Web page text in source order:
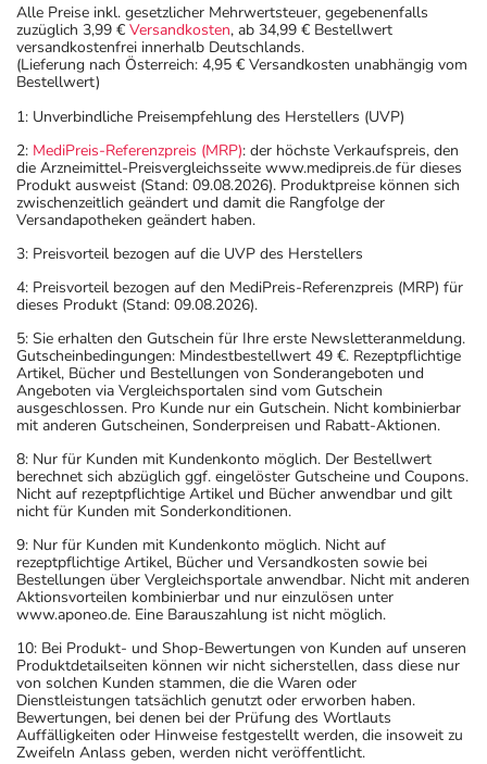
Alle Preise inkl. gesetzlicher Mehrwertsteuer, gegebenenfalls
zuzüglich 3,99 € Versandkosten, ab 34,99 € Bestellwert
versandkostenfrei innerhalb Deutschlands.
(Lieferung nach Österreich: 4,95 € Versandkosten unabhängig vom
Bestellwert)
1: Unverbindliche Preisempfehlung des Herstellers (UVP)
2: MediPreis-Referenzpreis (MRP): der höchste Verkaufspreis, den
die Arzneimittel-Preisvergleichsseite www.medipreis.de für dieses
Produkt ausweist (Stand: 09.08.2026). Produktpreise können sich
zwischenzeitlich geändert und damit die Rangfolge der
Versandapotheken geändert haben.
3: Preisvorteil bezogen auf die UVP des Herstellers
4: Preisvorteil bezogen auf den MediPreis-Referenzpreis (MRP) für
dieses Produkt (Stand: 09.08.2026).
5: Sie erhalten den Gutschein für Ihre erste Newsletteranmeldung.
Gutscheinbedingungen: Mindestbestellwert 49 €. Rezeptpflichtige
Artikel, Bücher und Bestellungen von Sonderangeboten und
Angeboten via Vergleichsportalen sind vom Gutschein
ausgeschlossen. Pro Kunde nur ein Gutschein. Nicht kombinierbar
mit anderen Gutscheinen, Sonderpreisen und Rabatt-Aktionen.
8: Nur für Kunden mit Kundenkonto möglich. Der Bestellwert
berechnet sich abzüglich ggf. eingelöster Gutscheine und Coupons.
Nicht auf rezeptpflichtige Artikel und Bücher anwendbar und gilt
nicht für Kunden mit Sonderkonditionen.
9: Nur für Kunden mit Kundenkonto möglich. Nicht auf
rezeptpflichtige Artikel, Bücher und Versandkosten sowie bei
Bestellungen über Vergleichsportale anwendbar. Nicht mit anderen
Aktionsvorteilen kombinierbar und nur einzulösen unter
www.aponeo.de. Eine Barauszahlung ist nicht möglich.
10: Bei Produkt- und Shop-Bewertungen von Kunden auf unseren
Produktdetailseiten können wir nicht sicherstellen, dass diese nur
von solchen Kunden stammen, die die Waren oder
Dienstleistungen tatsächlich genutzt oder erworben haben.
Bewertungen, bei denen bei der Prüfung des Wortlauts
Auffälligkeiten oder Hinweise festgestellt werden, die insoweit zu
Zweifeln Anlass geben, werden nicht veröffentlicht.